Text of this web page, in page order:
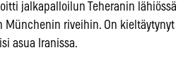
jalkapalloilun Teheranin lähiössä
Münchenin riveihin. On kieltäytynyt
asua Iranissa.